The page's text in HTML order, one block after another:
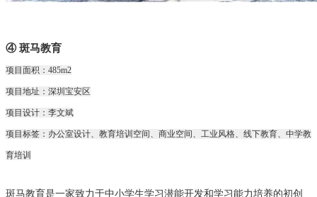
④ 斑马教育
项目面积：485m2
项目地址：深圳宝安区
项目设计：李文斌
项目标签：办公室设计、教育培训空间、商业空间、工业风格、线下教育、中学教
育培训
斑马教育是一家致力于中小学生学习潜能开发和学习能力培养的初创